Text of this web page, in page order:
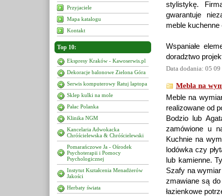
Przyjaciele
Mapa katalogu
Kontakt
Top 10:
Ekspresy Kraków - Kawoserwis.pl
Dekoracje balonowe Zielona Góra
Serwis komputerowy Ratuj laptopa
Sklep kulki na mole
Pałac Polanka
Klinika NGM
Kancelaria Adwokacka
Chróścielewska & Chróścielewski
Pomarańczowe Ja - Ośrodek
Psychoterapii i Pomocy
Psychologicznej
Instytut Kształcenia Menadżerów
Jakości
Herbaty świata
stylistykę.
gwarantuje
meble kuchenne
Wspaniałe
doradztwo
Data dodania: 05
Mebla na
Meble na
realizowane od
Bodzio lub
zamówione u
Kuchnie na
lodówka czy
lub kamienne.
Szafy na
zmawiane są
łazienkowe